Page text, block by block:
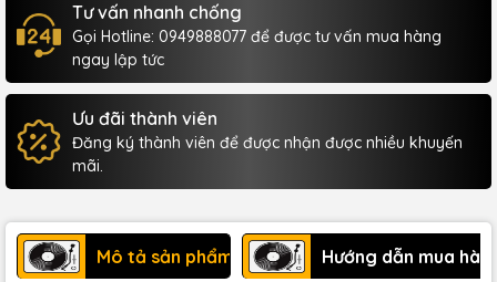
Tư vấn nhanh chống
Gọi Hotline: 0949888077 để được tư vấn mua hàng
ngay lập tức
Ưu đãi thành viên
Đăng ký thành viên để được nhận được nhiều khuyến
mãi.
Mô tả sản phẩm Hướng dẫn mua